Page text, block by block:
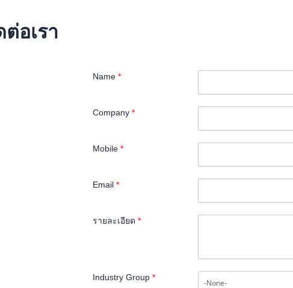
อเรา
Name *
Company *
Mobile *
Email *
รายละเอียด *
Industry Group *